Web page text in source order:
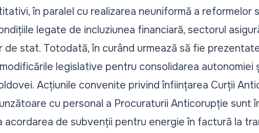
în paralel cu realizarea neuniformă a reformelor
legate de incluziunea financiară, sectorul
de stat. Totodată, în curând urmează să fie
legislative pentru consolidarea autonomiei
Acțiunile convenite privind înființarea Curții
cu personal a Procuraturii Anticorupție sunt
acordarea de subvenții pentru energie în factură la